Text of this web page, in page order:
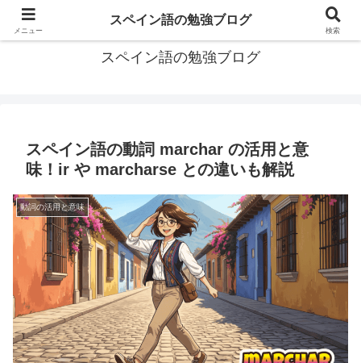
グアテマラで学習したスペイン語の備忘録
スペイン語の勉強ブログ
スペイン語の動詞 marchar の活用と意
味！ir や marcharse との違いも解説
動詞の活用と意味
メニュー
スペイン語の勉強ブログ
検索